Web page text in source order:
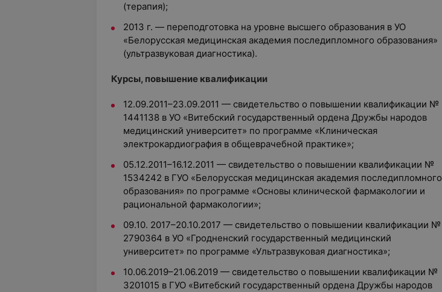
(терапия);
2013 г. — переподготовка на уровне высшего образования в УО
«Белорусская медицинская академия последипломного образования»
(ультразвуковая диагностика).
Курсы, повышение квалификации
12.09.2011–23.09.2011 — свидетельство о повышении квалификации №
1441138 в УО «Витебский государственный ордена Дружбы народов
медицинский университет» по программе «Клиническая
электрокардиография в общеврачебной практике»;
05.12.2011–16.12.2011 — свидетельство о повышении квалификации №
1534242 в ГУО «Белорусская медицинская академия последипломного
образования» по программе «Основы клинической фармакологии и
рациональной фармакологии»;
09.10. 2017–20.10.2017 — свидетельство о повышении квалификации №
2790364 в УО «Гродненский государственный медицинский
университет» по программе «Ультразвуковая диагностика»;
10.06.2019–21.06.2019 — свидетельство о повышении квалификации №
3201015 в ГУО «Витебский государственный ордена Дружбы народов